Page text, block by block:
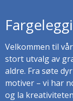
Velkommen til
stort utvalg av
aldre. Fra søte
motiver – vi har
og la